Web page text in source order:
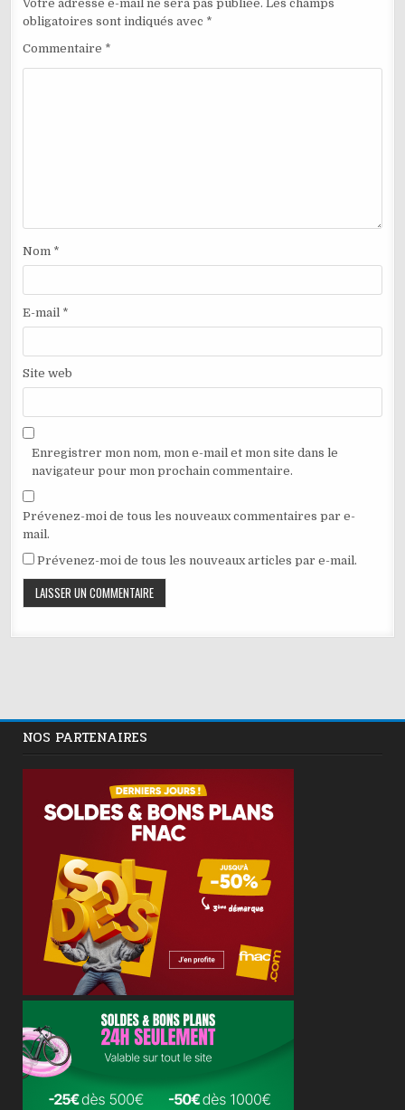
Votre adresse e-mail ne sera pas publiée. Les champs
obligatoires sont indiqués avec *
Commentaire *
Nom *
E-mail *
Site web
Enregistrer mon nom, mon e-mail et mon site dans le
navigateur pour mon prochain commentaire.
Prévenez-moi de tous les nouveaux commentaires par e-
mail.
Prévenez-moi de tous les nouveaux articles par e-mail.
NOS PARTENAIRES